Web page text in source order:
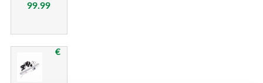
99.99
€